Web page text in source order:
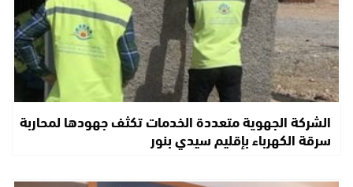
الشركة الجهوية متعددة الخدمات تكثف جهودها لمحاربة
سرقة الكهرباء بإقليم سيدي بنور